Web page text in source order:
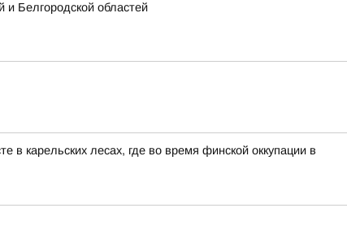
Белгородской областей
карельских лесах, где во время финской оккупации в